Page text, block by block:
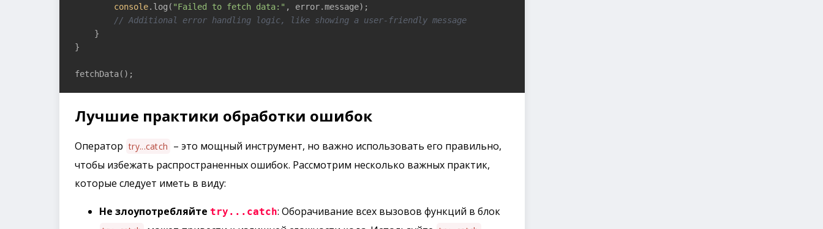
console.log( "Failed to fetch data:" , error.message);
// Additional error handling logic, like showing a user-friendly message
    }
}
Лучшие практики обработки ошибок
Оператор try...catch – это мощный инструмент, но важно использовать его правильно,
чтобы избежать распространенных ошибок. Рассмотрим несколько важных практик,
которые следует иметь в виду:
Не злоупотребляйте try...catch: Оборачивание всех вызовов функций в блок